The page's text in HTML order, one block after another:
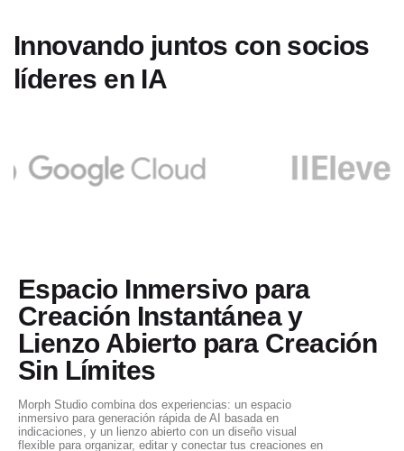
Innovando juntos con socios
líderes en IA
Espacio Inmersivo para
Creación Instantánea y
Lienzo Abierto para Creación
Sin Límites
Morph Studio combina dos experiencias: un espacio
inmersivo para generación rápida de AI basada en
indicaciones, y un lienzo abierto con un diseño visual
flexible para organizar, editar y conectar tus creaciones en